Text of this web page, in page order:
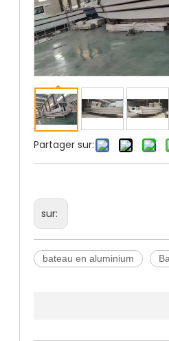
Partager sur:
sur:
bateau en aluminium